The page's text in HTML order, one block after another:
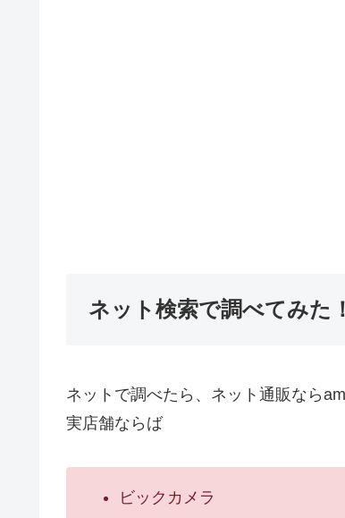
ネット検索で調べてみた！
ネットで調べたら、ネット通販なら
実店舗ならば
ビックカメラ